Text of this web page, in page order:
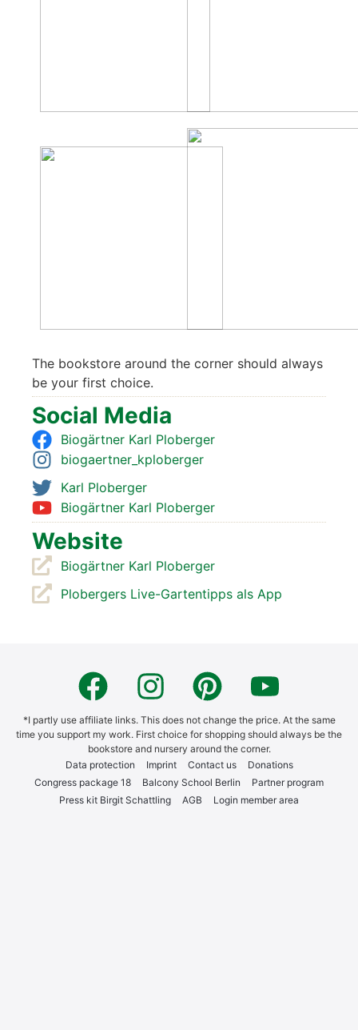
The book­s­to­re around the cor­ner should always
be your first choice.
Social Media
Bio­gärt­ner Karl Plober­ger
biogaertner_kploberger
Karl Plober­ger
Bio­gärt­ner Karl Plober­ger
Web­site
Bio­gärt­ner Karl Plober­ger
Plober­gers Live-Gar­ten­tipps als App
*I part­ly use affi­lia­te links. This does not chan­ge the pri­ce. At the same
time you sup­port my work. First choice for shop­ping should always be the
book­s­to­re and nur­sery around the cor­ner.
Data pro­tec­tion
Imprint Cont­act us
Dona­ti­ons
Con­gress packa­ge 18
Bal­c­o­ny School Ber­lin
Part­ner pro­gram
Press kit Bir­git Schatt­ling
AGB Log­in mem­ber area